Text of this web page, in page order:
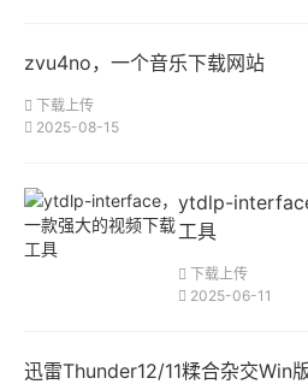
zvu4no，一个音乐下载网站
下载上传
2025-08-15
ytdlp-
工具
下载上传
2025-06-11
迅雷Thunder12/11糅合杂交Win